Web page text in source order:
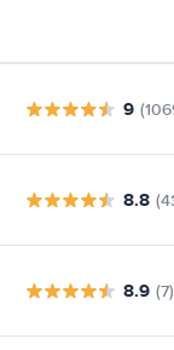
9
8.8
8.9 (7)